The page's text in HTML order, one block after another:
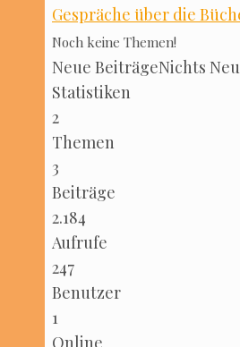
Gesprä­che über die
Noch kei­ne Themen!
Neue Bei­trä­geNichts
Sta­tis­ti­ken
2
The­men
3
Bei­trä­ge
2.184
Auf­ru­fe
247
Benut­zer
1